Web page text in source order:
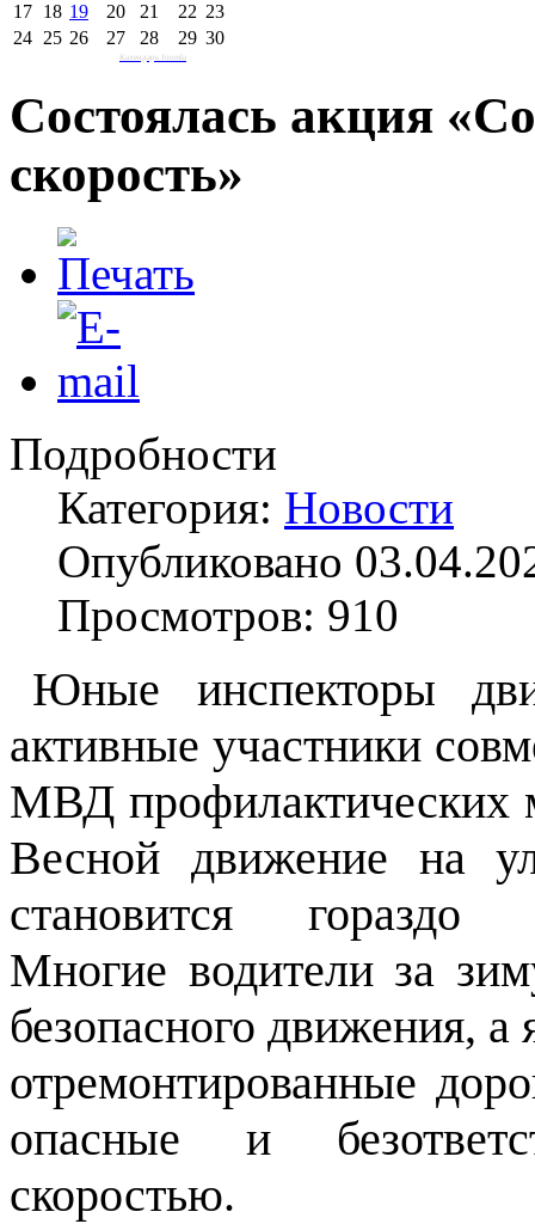
17 18 19 20 21 22 23
24 25 26 27 28 29 30
Календарь Joomla
Состоялась акция
скорость»
Подробности
Категория: Новости
Опубликовано
Просмотров: 910
Юные инспекторы
активные участники
МВД профилактических
Весной движение на
становится гораздо
Многие водители за
безопасного движения, а
отремонтированные
опасные и
скоростью.